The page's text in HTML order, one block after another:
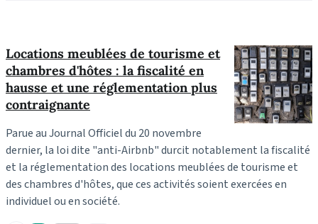
Locations meublées de tourisme et
chambres d'hôtes : la fiscalité en
hausse et une réglementation plus
contraignante
Parue au Journal Officiel du 20 novembre
dernier, la loi dite "anti-Airbnb" durcit notablement la fiscalité
et la réglementation des locations meublées de tourisme et
des chambres d'hôtes, que ces activités soient exercées en
individuel ou en société.